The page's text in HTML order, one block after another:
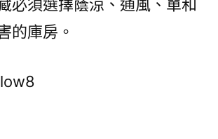
必須選擇蔭涼、通風、單和
的庫房。